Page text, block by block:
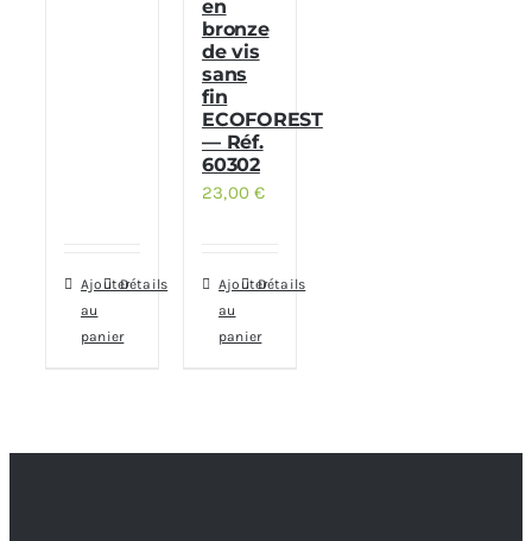
Ajouter
au
panier
Détails
en
bronze
de vis
sans
fin
ECOFOREST
— Réf.
60302
23,00€
Ajouter
au
panier
Détails